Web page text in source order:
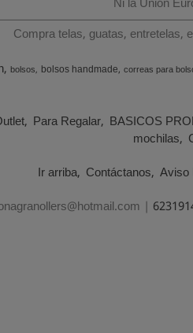
Ni la Unión
Compra telas, guatas, entretelas,
bolsos bolsos handmade correas para
Para Regalar BASICOS
mochilas
Ir arriba Contáctanos Aviso
|